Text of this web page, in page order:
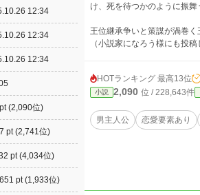
け、死を待つかのように振舞
王位継承争いと策謀が渦巻
（小説家になろう様にも投稿
HOTランキング 最高13位
小説 2,090 位 / 228,643件
男主人公 恋愛要素あり
12:34
12:34
12:34
(2,090位)
pt (2,741位)
pt (4,034位)
pt (1,933位)